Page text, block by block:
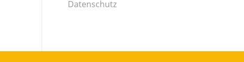
Datenschutz